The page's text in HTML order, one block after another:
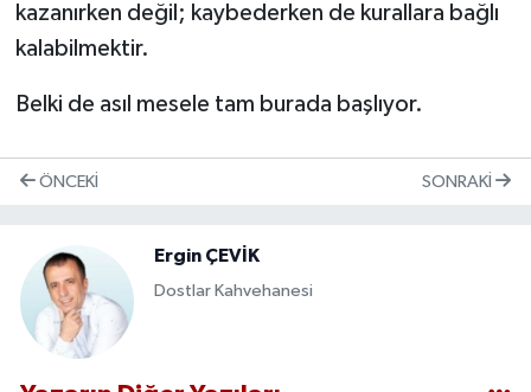
kazanırken değil; kaybederken de kurallara bağlı
kalabilmektir.
Belki de asıl mesele tam burada başlıyor.
ÖNCEKI SONRAKI
Ergin ÇEVİK
Dostlar Kahvehanesi